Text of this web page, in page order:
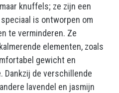
knuffels; ze zijn een
is ontworpen om
te verminderen. Ze
elementen, zoals
gewicht en
Dankzij de verschillende
lavendel en jasmijn